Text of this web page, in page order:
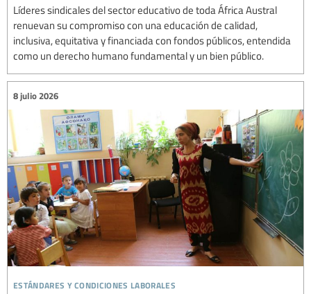
Líderes sindicales del sector educativo de toda África Austral
renuevan su compromiso con una educación de calidad,
inclusiva, equitativa y financiada con fondos públicos, entendida
como un derecho humano fundamental y un bien público.
estándares y condiciones laborales
8 julio 2026